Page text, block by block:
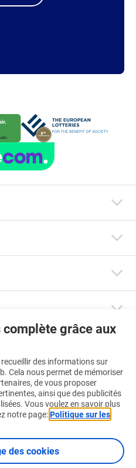
grâce aux
des informations sur
Cela nous permet de mémoriser
de vous proposer
ainsi que des publicités
Vous voulez en savoir plus
notre page:Politique sur les
des cookies
notre app